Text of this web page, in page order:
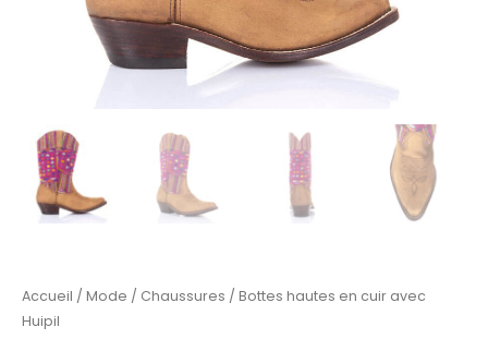
Accueil / Mode / Chaussures / Bottes hautes en cuir avec
Huipil